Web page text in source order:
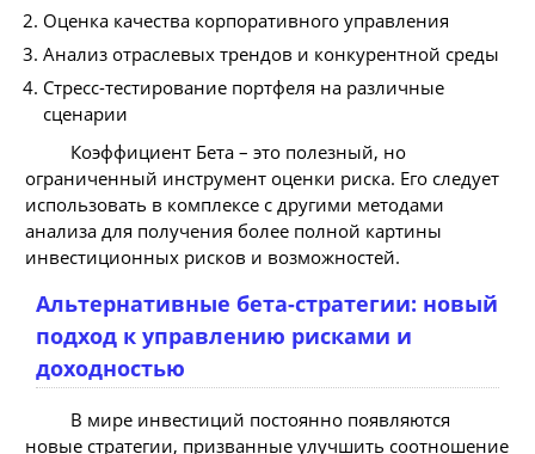
Оценка качества корпоративного управления
Анализ отраслевых трендов и конкурентной среды
Стресс-тестирование портфеля на различные
сценарии
Коэффициент Бета – это полезный, но
ограниченный инструмент оценки риска. Его следует
использовать в комплексе с другими методами
анализа для получения более полной картины
инвестиционных рисков и возможностей.
Альтернативные бета-стратегии: новый
подход к управлению рисками и
доходностью
В мире инвестиций постоянно появляются
новые стратегии, призванные улучшить соотношение